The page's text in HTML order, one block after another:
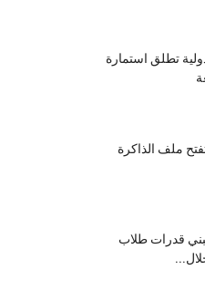
تطلق استمارة
ملف الذاكرة
قدرات طلاب